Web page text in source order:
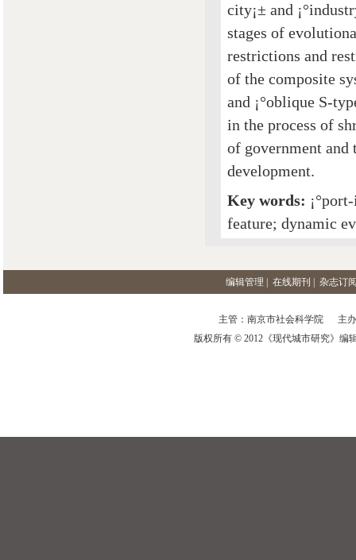
city¡± and
stages of
restrictions and
of the composite
and ¡°oblique S-
in the process of
of government
development.
Key words:
feature; dynamic
编辑管理 在线期刊 杂志订
主管：南京市社会科学院 主
版权所有 © 2012《现代城市研究》编